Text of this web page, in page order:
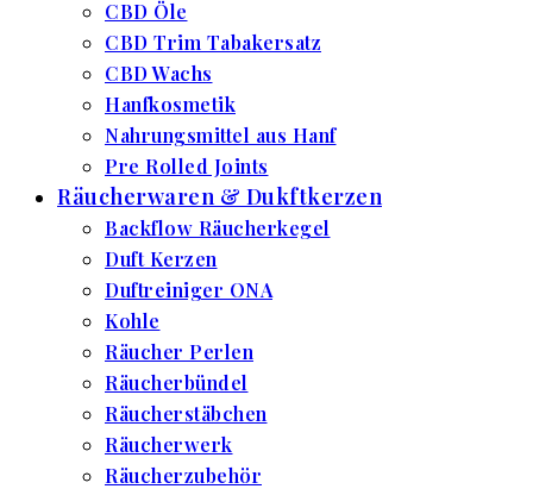
CBD Öle
CBD Trim Tabakersatz
CBD Wachs
Hanfkosmetik
Nahrungsmittel aus Hanf
Pre Rolled Joints
Räucherwaren & Dukftkerzen
Backflow Räucherkegel
Duft Kerzen
Duftreiniger ONA
Kohle
Räucher Perlen
Räucherbündel
Räucherstäbchen
Räucherwerk
Räucherzubehör